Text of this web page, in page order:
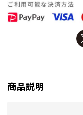
商品説明